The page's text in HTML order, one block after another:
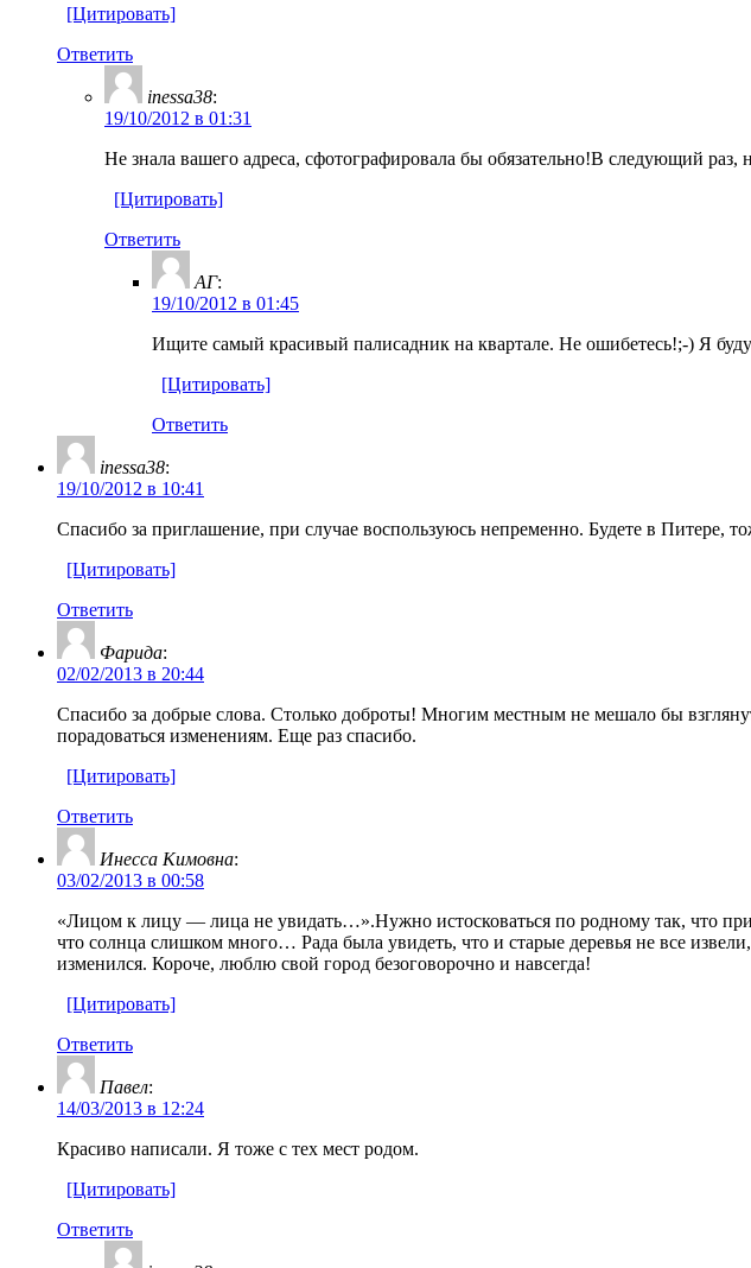
[Цитировать]
Ответить
inessa38:
19/10/2012 в 01:31
Не знала вашего адреса, сфотографировала бы обязательно!В следующий раз,
[Цитировать]
Ответить
АГ:
19/10/2012 в 01:45
Ищите самый красивый палисадник на квартале. Не ошибетесь!;-) Я
[Цитировать]
Ответить
inessa38:
19/10/2012 в 10:41
Спасибо за приглашение, при случае воспользуюсь непременно. Будете в
[Цитировать]
Ответить
Фарида:
02/02/2013 в 20:44
Спасибо за добрые слова. Столько доброты! Многим местным не мешало бы
порадоваться изменениям. Еще раз спасибо.
[Цитировать]
Ответить
Инесса Кимовна:
03/02/2013 в 00:58
«Лицом к лицу — лица не увидать…».Нужно истосковаться по родному так, что
что солнца слишком много… Рада была увидеть, что и старые деревья не все
изменился. Короче, люблю свой город безоговорочно и навсегда!
[Цитировать]
Ответить
Павел:
14/03/2013 в 12:24
Красиво написали. Я тоже с тех мест родом.
[Цитировать]
Ответить